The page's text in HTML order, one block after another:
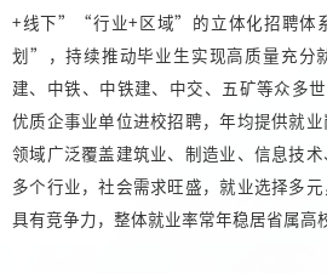
+线下”“行业+区域”的立体化招聘体
划”，持续推动毕业生实现高质量充分
建、中铁、中铁建、中交、五矿等众多
优质企事业单位进校招聘，年均提供就
领域广泛覆盖建筑业、制造业、信息技
多个行业，社会需求旺盛，就业选择多
具有竞争力，整体就业率常年稳居省属高